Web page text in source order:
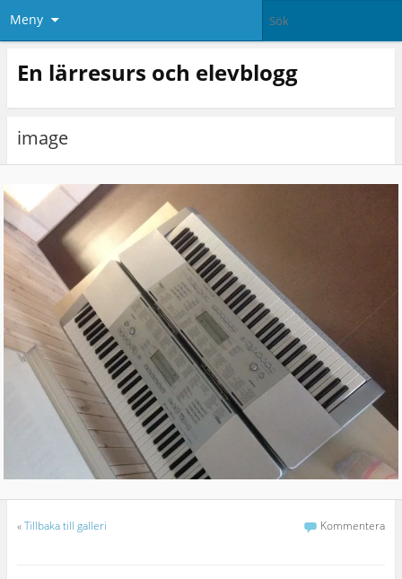
Meny
En lärresurs och elevblogg
image
«Tillbaka till galleri Kommentera